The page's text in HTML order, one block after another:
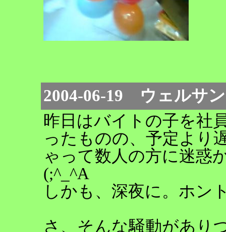
2004-06-19 ウェルサ
昨日はバイトの子を社
ったものの、予定より
ゃって数人の方に迷惑
(;^_^A
しかも、深夜に。ホン
さ、そんな騒動があり